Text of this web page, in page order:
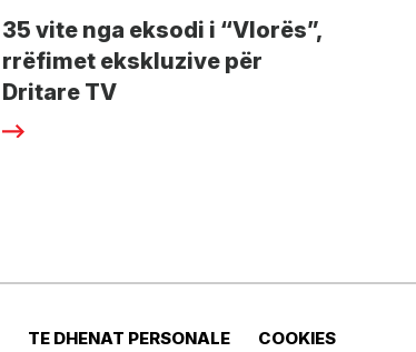
35 vite nga eksodi i “Vlorës”,
rrëfimet ekskluzive për
Dritare TV
TE DHENAT PERSONALE COOKIES